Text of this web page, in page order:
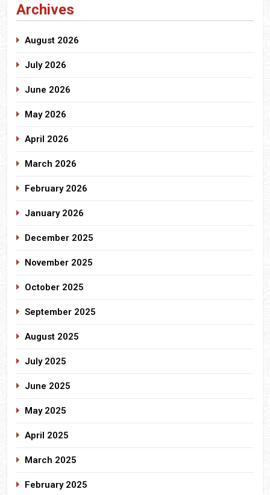
Archives
August 2026
July 2026
June 2026
May 2026
April 2026
March 2026
February 2026
January 2026
December 2025
November 2025
October 2025
September 2025
August 2025
July 2025
June 2025
May 2025
April 2025
March 2025
February 2025